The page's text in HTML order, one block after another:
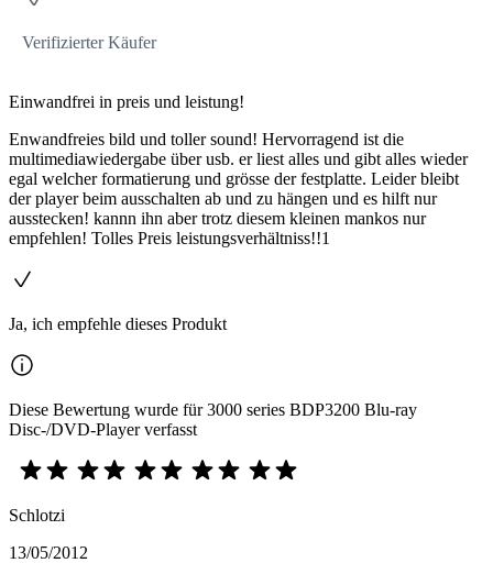
Verifizierter Käufer
Einwandfrei in preis und leistung!
Enwandfreies bild und toller sound! Hervorragend ist die
multimediawiedergabe über usb. er liest alles und gibt alles wieder
egal welcher formatierung und grösse der festplatte. Leider bleibt
der player beim ausschalten ab und zu hängen und es hilft nur
ausstecken! kannn ihn aber trotz diesem kleinen mankos nur
empfehlen! Tolles Preis leistungsverhältniss!!1
Ja, ich empfehle dieses Produkt
Diese Bewertung wurde für 3000 series BDP3200 Blu-ray
Disc-/DVD-Player verfasst
Schlotzi
13/05/2012